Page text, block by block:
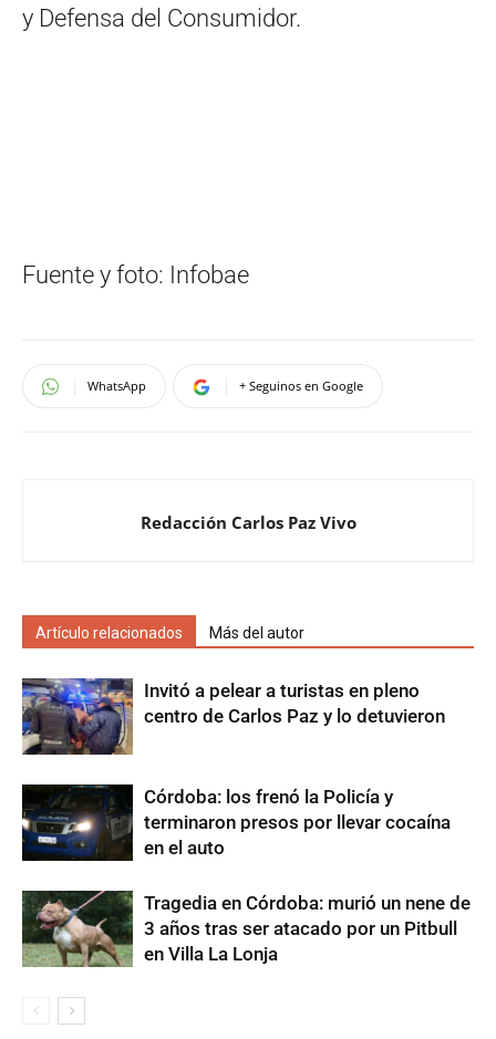
y Defensa del Consumidor.
Fuente y foto: Infobae
WhatsApp + Seguinos en Google
Redacción Carlos Paz Vivo
Artículo relacionados Más del autor
Invitó a pelear a turistas en pleno
centro de Carlos Paz y lo detuvieron
Córdoba: los frenó la Policía y
terminaron presos por llevar cocaína
en el auto
Tragedia en Córdoba: murió un nene de
3 años tras ser atacado por un Pitbull
en Villa La Lonja